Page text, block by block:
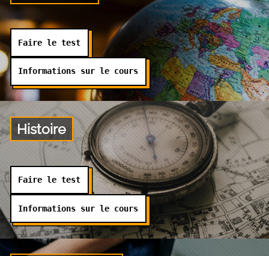
Faire le test
Informations sur le cours
Histoire
Faire le test
Informations sur le cours